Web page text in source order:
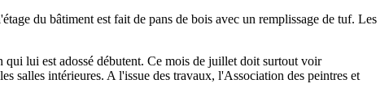
du bâtiment est fait de pans de bois avec un remplissage de tuf. Les
lui est adossé débutent. Ce mois de juillet doit surtout voir
salles intérieures. A l'issue des travaux, l'Association des peintres et